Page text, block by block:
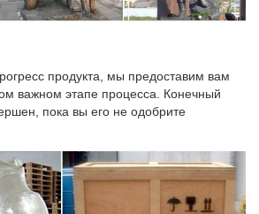
продукта, мы предоставим вам
важном этапе процесса. Конечный
пока вы его не одобрите